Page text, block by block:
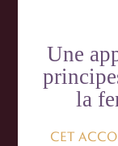
Une
la
CET